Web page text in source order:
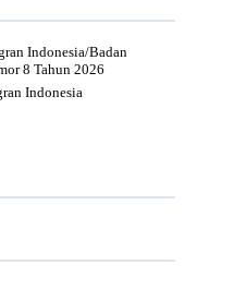
Indonesia/Badan
8 Tahun 2026
Indonesia